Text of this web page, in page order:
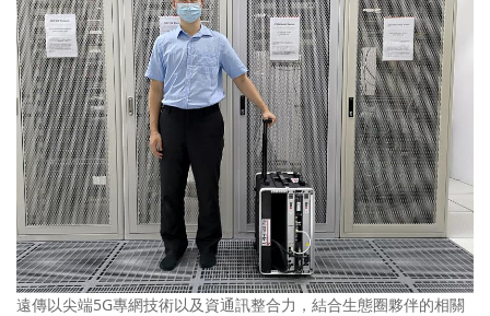
遠傳以尖端5G專網技術以及資通訊整合力，結合生態圈夥伴的相關